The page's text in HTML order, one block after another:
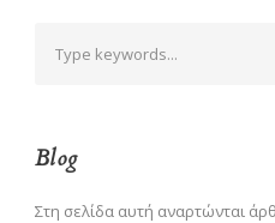
Blog
Στη σελίδα αυτή αναρτώνται